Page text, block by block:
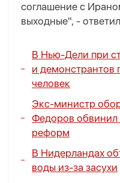
соглашение с
выходные", -
В Нью-Дели при
и демонстрантов
человек
Экс-министр
Федоров обвинил
реформ
В Нидерландах
воды из-за засухи